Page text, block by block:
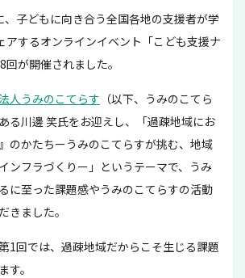
子どもに向き合う全国各地の支援者が学
アするオンラインイベント「こども支援ナ
が開催されました。
人うみのこてらす （以下、うみのこてら
る川邊 笑氏をお迎えし、「過疎地域にお
のかたちーうみのこてらすが挑む、地域
ンフラづくりー」というテーマで、うみ
に至った課題感やうみのこてらすの活動
きました。
1回では、過疎地域だからこそ生じる課題
す。